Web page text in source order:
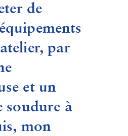
de
par
et un
soudure à
mon